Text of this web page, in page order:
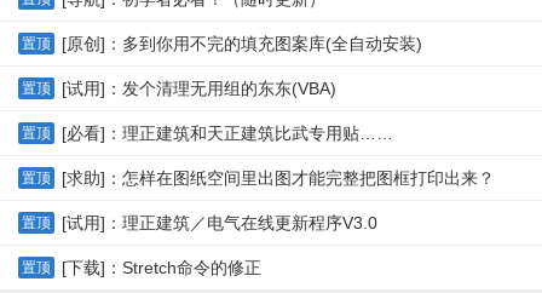
置顶 [原创]：多到你用不完的填充图案库(全自动安装)
置顶 [试用]：发个清理无用组的东东(VBA)
置顶 [必看]：理正建筑和天正建筑比武专用贴……
置顶 [求助]：怎样在图纸空间里出图才能完整把图框打印出来？
置顶 [试用]：理正建筑／电气在线更新程序V3.0
置顶 [下载]：Stretch命令的修正